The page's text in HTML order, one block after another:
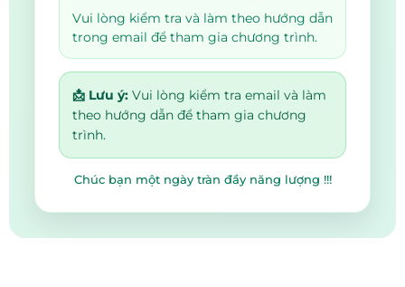
Vui lòng kiểm tra và làm theo hướng dẫn
trong email để tham gia chương trình.
📩 Lưu ý: Vui lòng kiểm tra email và làm
theo hướng dẫn để tham gia chương
trình.
Chúc bạn một ngày tràn đầy năng lượng !!!